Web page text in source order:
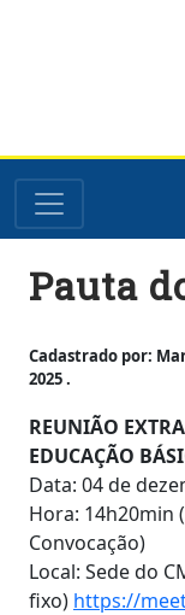
content
Pauta
Cadastrado por:
2025 .
REUNIÃO
EDUCAÇÃO
Data: 04 de
Hora: 14h20min
Convocação)
Local: Sede do
fixo) https://